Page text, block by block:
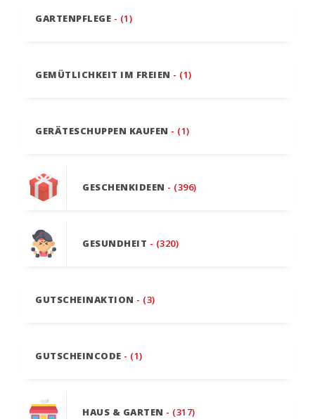
GARTENPFLEGE - (1)
GEMÜTLICHKEIT IM FREIEN - (1)
GERÄTESCHUPPEN KAUFEN - (1)
GESCHENKIDEEN - (396)
GESUNDHEIT - (320)
GUTSCHEINAKTION - (3)
GUTSCHEINCODE - (1)
HAUS & GARTEN - (317)